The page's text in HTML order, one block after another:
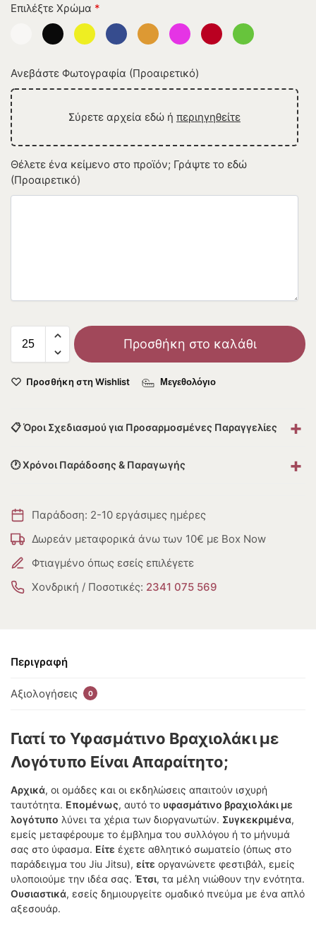
Επιλέξτε Χρώμα *
Ανεβάστε Φωτογραφία (Προαιρετικό)
Σύρετε αρχεία εδώ ή περιηγηθείτε
Θέλετε ένα κείμενο στο προϊόν; Γράψτε το εδώ
(Προαιρετικό)
Προσθήκη στο καλάθι
Προσθήκη στη Wishlist Μεγεθολόγιο
📋 Όροι Σχεδιασμού για Προσαρμοσμένες Παραγγελίες +
🕐 Χρόνοι Παράδοσης & Παραγωγής +
Παράδοση: 2-10 εργάσιμες ημέρες
Δωρεάν μεταφορικά άνω των 10€ με Box Now
Φτιαγμένο όπως εσείς επιλέγετε
Χονδρική / Ποσοτικές: 2341 075 569
Περιγραφή
Αξιολογήσεις 0
Γιατί το Υφασμάτινο Βραχιολάκι με
Λογότυπο Είναι Απαραίτητο;
Αρχικά, οι ομάδες και οι εκδηλώσεις απαιτούν ισχυρή
ταυτότητα. Επομένως, αυτό το υφασμάτινο βραχιολάκι με
λογότυπο λύνει τα χέρια των διοργανωτών. Συγκεκριμένα,
εμείς μεταφέρουμε το έμβλημα του συλλόγου ή το μήνυμά
σας στο ύφασμα. Είτε έχετε αθλητικό σωματείο (όπως στο
παράδειγμα του Jiu Jitsu), είτε οργανώνετε φεστιβάλ, εμείς
υλοποιούμε την ιδέα σας. Έτσι, τα μέλη νιώθουν την ενότητα.
Ουσιαστικά, εσείς δημιουργείτε ομαδικό πνεύμα με ένα απλό
αξεσουάρ.